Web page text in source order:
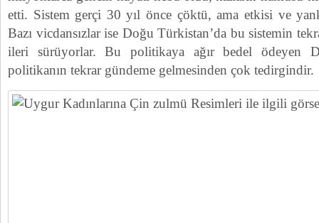
etti. Sistem gerçi 30 yıl önce çöktü, ama etkisi ve
Bazı vicdansızlar ise Doğu Türkistan’da bu sistemin
ileri sürüyorlar. Bu politikaya ağır bedel ödeyen
politikanın tekrar gündeme gelmesinden çok tedirgindir.